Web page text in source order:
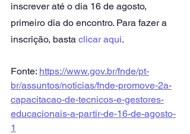
inscrever até o dia 16 de agosto,
primeiro dia do encontro. Para fazer a
inscrição, basta clicar aqui.
Fonte: https://www.gov.br/fnde/pt-
br/assuntos/noticias/fnde-promove-2a-
capacitacao-de-tecnicos-e-gestores-
educacionais-a-partir-de-16-de-agosto-
1